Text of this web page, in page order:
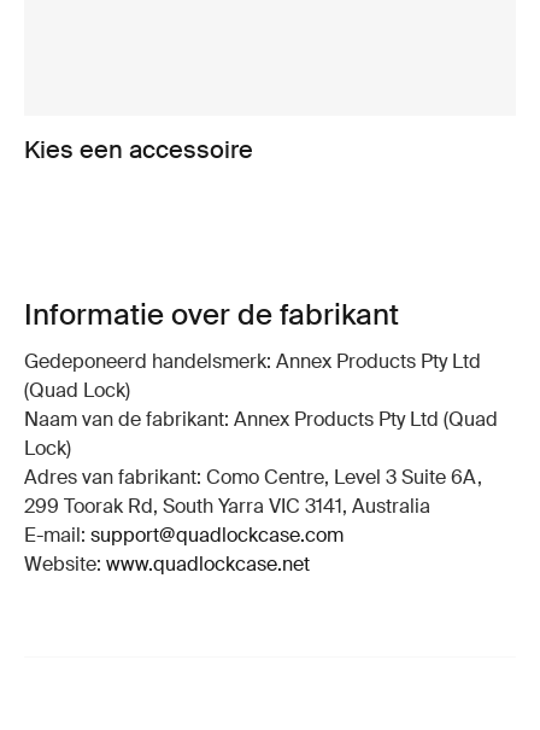
Kies een accessoire
Informatie over de fabrikant
Gedeponeerd handelsmerk: Annex Products Pty Ltd
(Quad Lock)
Naam van de fabrikant: Annex Products Pty Ltd (Quad
Lock)
Adres van fabrikant: Como Centre, Level 3 Suite 6A,
299 Toorak Rd, South Yarra VIC 3141, Australia
E-mail: support@quadlockcase.com
Website: www.quadlockcase.net